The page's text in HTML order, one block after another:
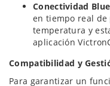
Conectividad
en tiempo real de
temperatura y
aplicación
Compatibilidad y
Para garantizar un